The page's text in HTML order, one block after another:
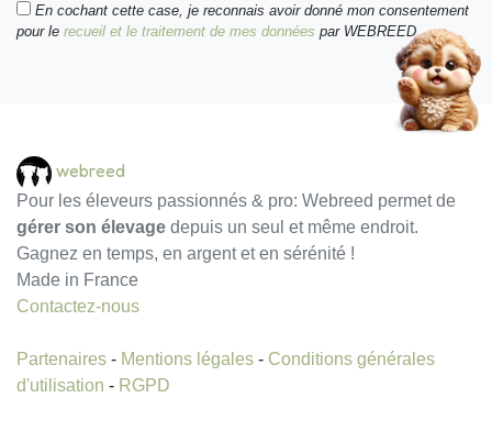
En cochant cette case, je reconnais avoir donné mon consentement
pour le recueil et le traitement de mes données par WEBREED.
webreed
Pour les éleveurs passionnés & pro: Webreed permet de
gérer son élevage depuis un seul et même endroit.
Gagnez en temps, en argent et en sérénité !
Made in France
Contactez-nous
Partenaires - Mentions légales - Conditions générales
d'utilisation - RGPD